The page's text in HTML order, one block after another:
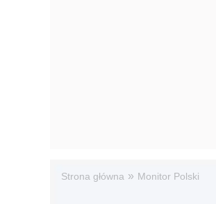
Strona główna » Monitor Polski